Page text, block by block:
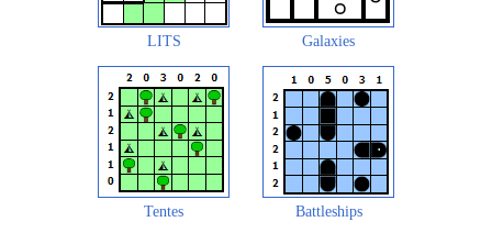
LITS Galaxies
Tentes Battleships